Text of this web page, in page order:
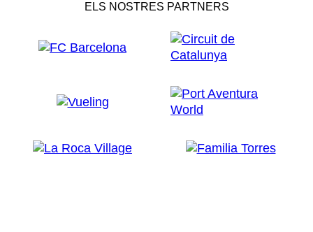
ELS NOSTRES PARTNERS